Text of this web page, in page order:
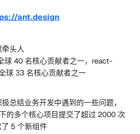
ant.design
头人
球 40 名核心贡献者之一，react-
球 33 名核心贡献者之一
总结业务开发中遇到的⼀些问题，
的多个核心项目提交了超过 2000 次
5 个新组件